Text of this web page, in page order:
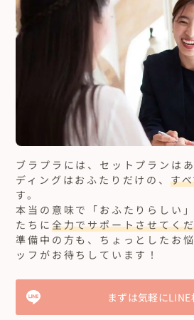
ブラプラには、セットプランは
ディングはおふたりだけの、 す
す。
本当の意味で「おふたりらしい
たちに 全力でサポートさせてく
準備中の方も、ちょっとしたお
ッフがお待ちしています！
まずは気軽にLINE